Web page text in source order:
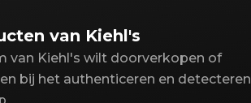
van Kiehl's
van Kiehl's wilt doorverkopen of
bij het authenticeren en detecteren